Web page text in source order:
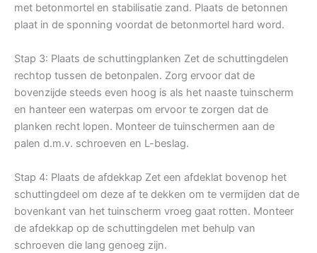
met betonmortel en stabilisatie zand. Plaats de betonnen
plaat in de sponning voordat de betonmortel hard word.
Stap 3: Plaats de schuttingplanken Zet de schuttingdelen
rechtop tussen de betonpalen. Zorg ervoor dat de
bovenzijde steeds even hoog is als het naaste tuinscherm
en hanteer een waterpas om ervoor te zorgen dat de
planken recht lopen. Monteer de tuinschermen aan de
palen d.m.v. schroeven en L-beslag.
Stap 4: Plaats de afdekkap Zet een afdeklat bovenop het
schuttingdeel om deze af te dekken om te vermijden dat de
bovenkant van het tuinscherm vroeg gaat rotten. Monteer
de afdekkap op de schuttingdelen met behulp van
schroeven die lang genoeg zijn.